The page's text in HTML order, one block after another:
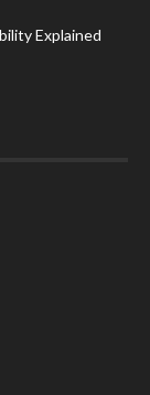
Explained